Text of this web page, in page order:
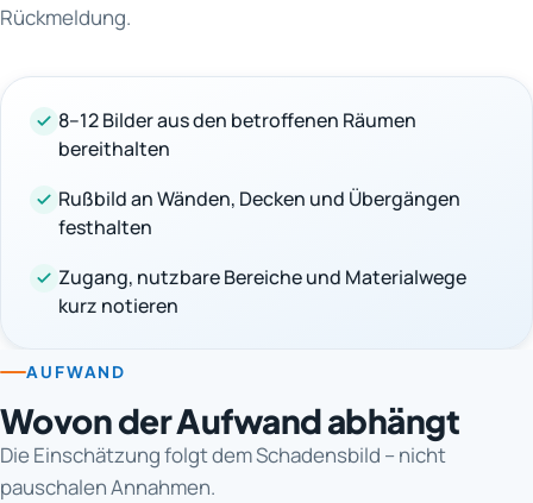
Rückmeldung.
8–12 Bilder aus den betroffenen Räumen
bereithalten
Rußbild an Wänden, Decken und Übergängen
festhalten
Zugang, nutzbare Bereiche und Materialwege
kurz notieren
AUFWAND
Wovon der Aufwand abhängt
Die Einschätzung folgt dem Schadensbild – nicht
pauschalen Annahmen.